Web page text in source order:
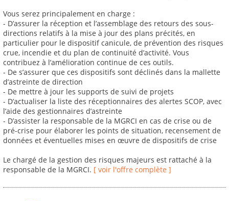
Vous serez principalement en charge :
- D’assurer la réception et l’assemblage des retours des sous-
directions relatifs à la mise à jour des plans précités, en
particulier pour le dispositif canicule, de prévention des risques
crue, incendie et du plan de continuité d’activité. Vous
contribuez à l’amélioration continue de ces outils.
- De s’assurer que ces dispositifs sont déclinés dans la mallette
d’astreinte de direction
- De mettre à jour les supports de suivi de projets
- D’actualiser la liste des réceptionnaires des alertes SCOP, avec
l’aide des gestionnaires d’astreinte
- D’assister la responsable de la MGRCI en cas de crise ou de
pré-crise pour élaborer les points de situation, recensement de
données et éventuelles mises en œuvre de dispositifs de crise
Le chargé de la gestion des risques majeurs est rattaché à la
responsable de la MGRCI. [ voir l'offre complète ]